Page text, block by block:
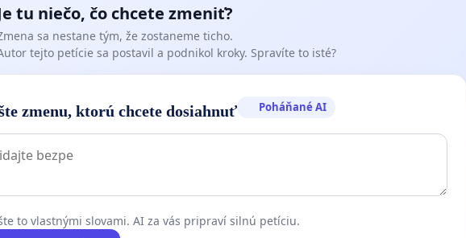
tu niečo, čo chcete zmeniť?
sa nestane tým, že zostaneme ticho.
tejto petície sa postavil a podnikol kroky. Spravíte to isté?
zmenu, ktorú chcete dosiahnuť Poháňané AI
to vlastnými slovami. AI za vás pripraví silnú petíciu.